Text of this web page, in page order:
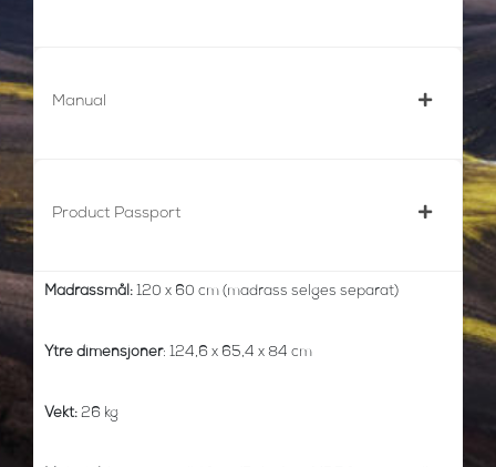
Manual
Product Passport
Madrassmål: 120 x 60 cm (madrass selges separat)
Ytre dimensjoner: 124,6 x 65,4 x 84 cm
Vekt: 26 kg